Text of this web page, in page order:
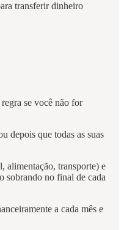
transferir dinheiro
se você não for
depois que todas as suas
alimentação, transporte) e
sobrando no final de cada
a cada mês e